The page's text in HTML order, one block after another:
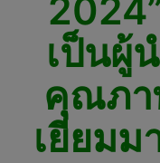
เป็นผู้
คุณภา
เยี่ยมม